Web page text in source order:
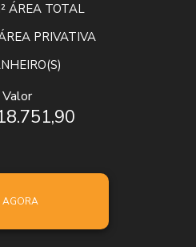
ÁREA TOTAL
PRIVATIVA
Valor
AGORA